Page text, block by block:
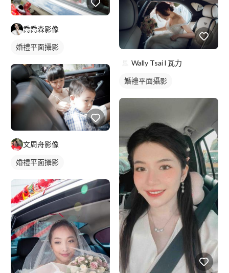
喬喬森影像
婚禮平面攝影
文周舟影像
婚禮平面攝影
Wally Tsai l 瓦力
婚禮平面攝影